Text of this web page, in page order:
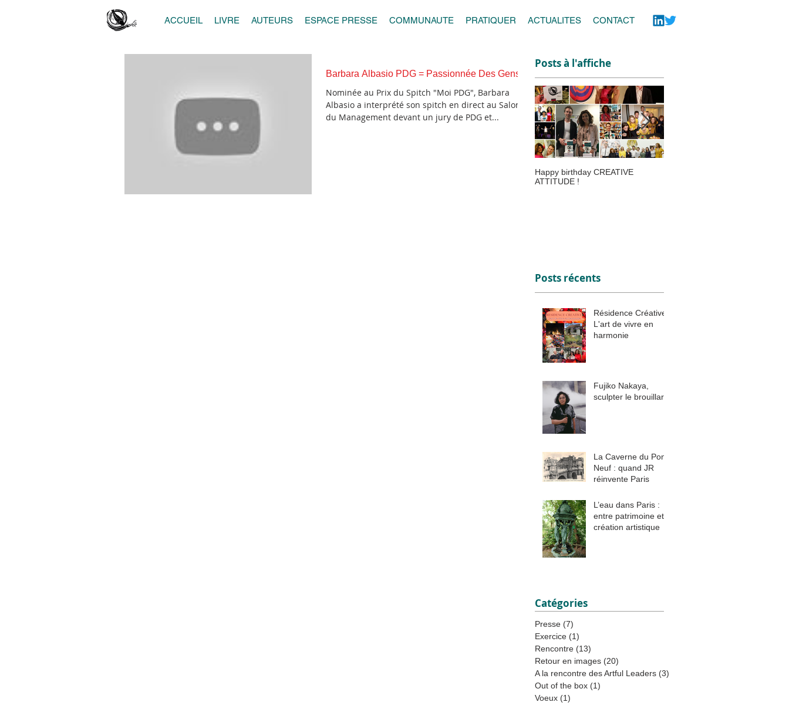
ACCUEIL LIVRE AUTEURS ESPACE PRESSE COMMUNAUTE PRATIQUER ACTUALITES CONTACT
Barbara Albasio PDG = Passionnée Des Gens !
Nominée au Prix du Spitch "Moi PDG", Barbara
Albasio a interprété son spitch en direct au Salon
du Management devant un jury de PDG et...
Posts à l'affiche
Happy birthday CREATIVE
ATTITUDE !
Posts récents
Résidence Créative :
L'art de vivre en
harmonie
Fujiko Nakaya,
sculpter le brouillard
La Caverne du Pont
Neuf : quand JR
réinvente Paris
L’eau dans Paris :
entre patrimoine et
création artistique
Catégories
Presse (7)
Exercice (1)
Rencontre (13)
Retour en images (20)
A la rencontre des Artful Leaders (3)
Out of the box (1)
Voeux (1)